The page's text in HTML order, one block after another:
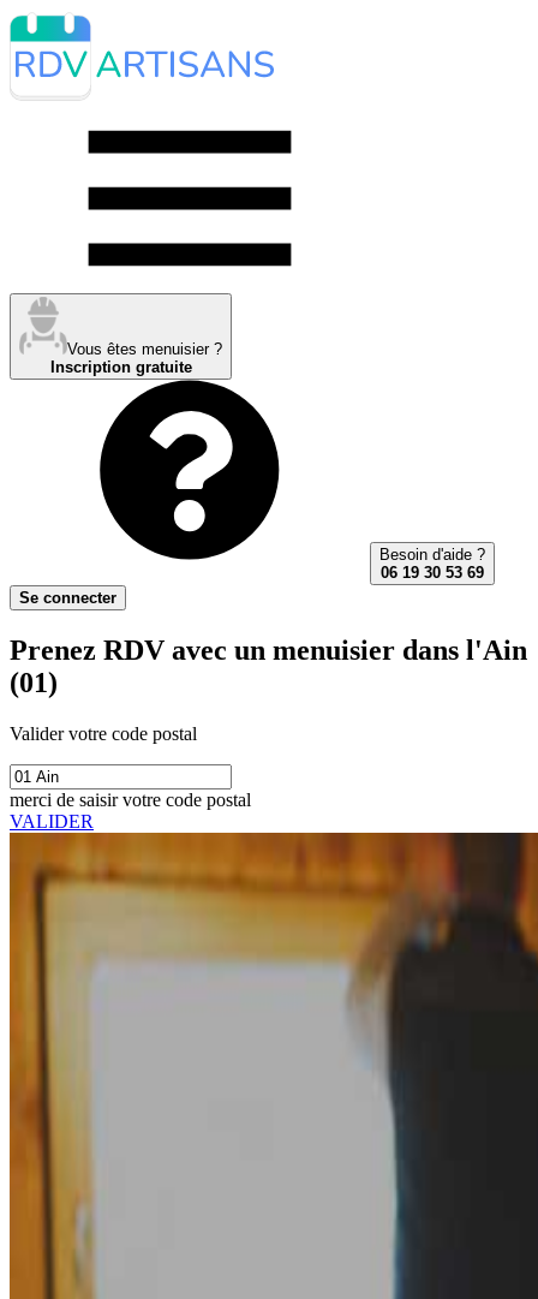
Vous êtes menuisier ?
Inscription gratuite
Besoin d'aide ?
06 19 30 53 69
Se connecter
Prenez RDV avec un menuisier dans l'Ain
(01)
Valider votre code postal
merci de saisir votre code postal
VALIDER